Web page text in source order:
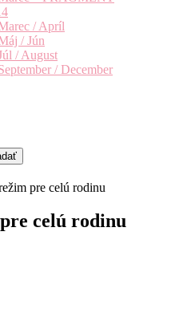
/ Apríl
/ Jún
/ August
/ December
pre celú rodinu
celú rodinu